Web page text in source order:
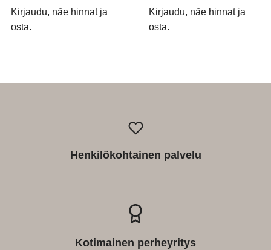
Kirjaudu, näe hinnat ja
osta.
Kirjaudu, näe hinnat ja
osta.
Henkilökohtainen palvelu
Kotimainen perheyritys